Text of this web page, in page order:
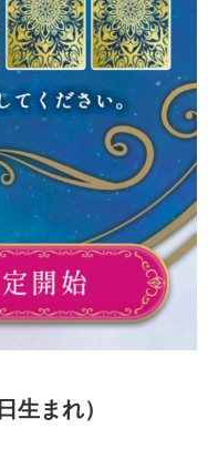
生まれ）